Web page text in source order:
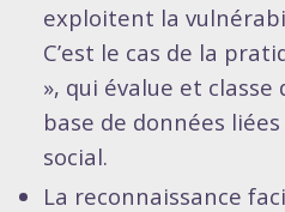
exploitent la
C’est le cas de la
», qui évalue et
base de données
social.
La reconnaissance